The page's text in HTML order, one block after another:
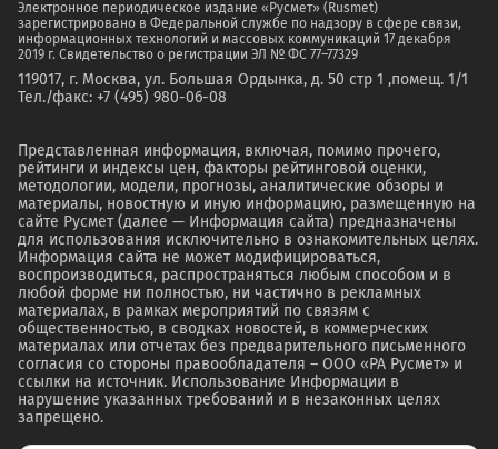
Электронное периодическое издание «Русмет» (Rusmet)
зарегистрировано в Федеральной службе по надзору в сфере связи,
информационных технологий и массовых коммуникаций 17 декабря
2019 г. Свидетельство о регистрации ЭЛ № ФС 77–77329
119017, г. Москва, ул. Большая Ордынка, д. 50 стр 1 ,помещ. 1/1
Тел./факс: +7 (495) 980-06-08
Представленная информация, включая, помимо прочего,
рейтинги и индексы цен, факторы рейтинговой оценки,
методологии, модели, прогнозы, аналитические обзоры и
материалы, новостную и иную информацию, размещенную на
сайте Русмет (далее — Информация сайта) предназначены
для использования исключительно в ознакомительных целях.
Информация сайта не может модифицироваться,
воспроизводиться, распространяться любым способом и в
любой форме ни полностью, ни частично в рекламных
материалах, в рамках мероприятий по связям с
общественностью, в сводках новостей, в коммерческих
материалах или отчетах без предварительного письменного
согласия со стороны правообладателя – ООО «РА Русмет» и
ссылки на источник. Использование Информации в
нарушение указанных требований и в незаконных целях
запрещено.